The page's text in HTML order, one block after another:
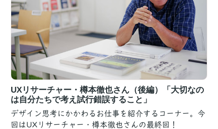
UXリサーチャー・樽本徹也さん（後編）「大切なの
は自分たちで考え試行錯誤すること」
デザイン思考にかかわるお仕事を紹介するコーナー。今
回はUXリサーチャー・樽本徹也さんの最終回！